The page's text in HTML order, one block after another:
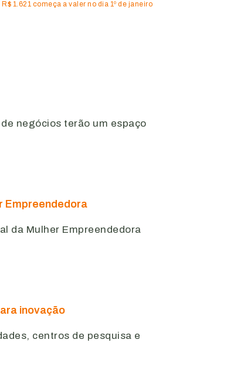
1.621 começa a valer no dia 1º de janeiro
negócios terão um espaço
Empreendedora
da Mulher Empreendedora
inovação
centros de pesquisa e